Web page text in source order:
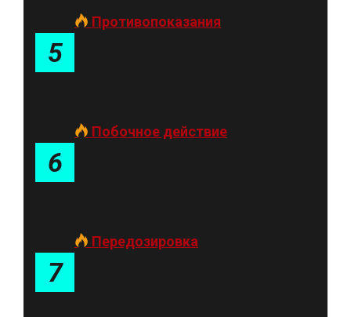
5
Противопоказания
6
Побочное действие
7
Передозировка